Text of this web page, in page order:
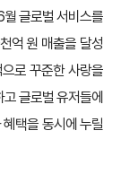
월 글로벌 서비스를
억 원 매출을 달성
로 꾸준한 사랑을
글로벌 유저들에
택을 동시에 누릴